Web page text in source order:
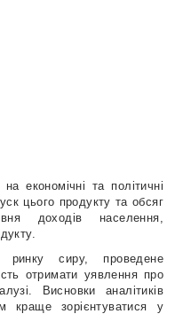
економічні та політичні
цього продукту та обсяг
доходів населення,
ринку сиру, проведене
отримати уявлення про
Висновки аналітиків
краще зорієнтуватися у